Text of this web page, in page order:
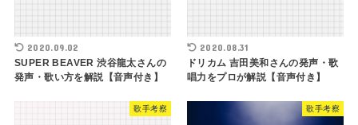
2020.09.02
SUPER BEAVER 渋谷龍太さんの
発声・歌い方を解説【音声付き】
2020.08.31
ドリカム 吉田美和さんの発声・歌
唱力をプロが解説【音声付き】
歌手考察 歌手考察